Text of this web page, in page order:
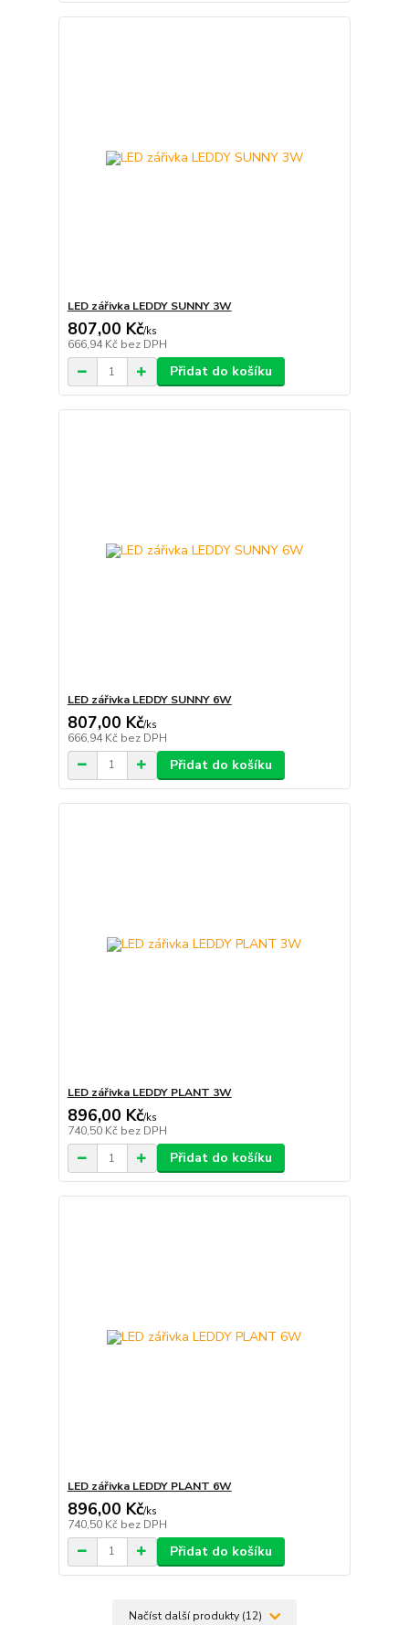
LED zářivka LEDDY SUNNY 3W
807,00 Kč/ks
666,94 Kč bez DPH
Přidat do košíku
LED zářivka LEDDY SUNNY 6W
807,00 Kč/ks
666,94 Kč bez DPH
Přidat do košíku
LED zářivka LEDDY PLANT 3W
896,00 Kč/ks
740,50 Kč bez DPH
Přidat do košíku
LED zářivka LEDDY PLANT 6W
896,00 Kč/ks
740,50 Kč bez DPH
Přidat do košíku
Načíst další produkty (12)